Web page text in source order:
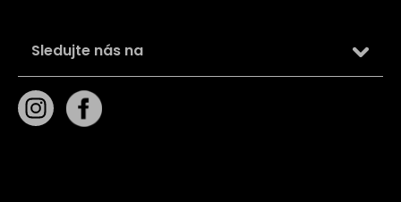
Sledujte nás na